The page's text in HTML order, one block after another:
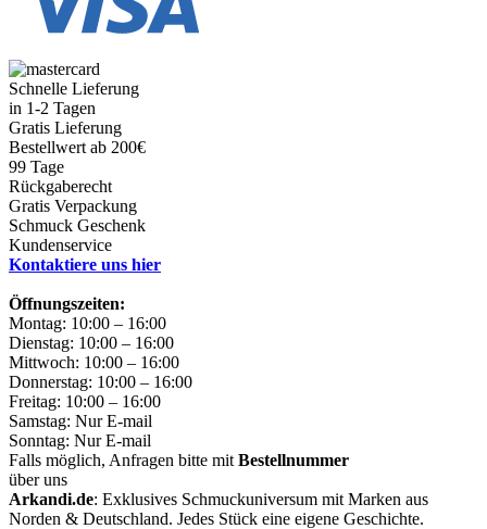
Schnelle Lieferung
in 1-2 Tagen
Gratis Lieferung
Bestellwert ab 200€
99 Tage
Rückgaberecht
Gratis Verpackung
Schmuck Geschenk
Kundenservice
Kontaktiere uns hier
Öffnungszeiten:
Montag: 10:00 – 16:00
Dienstag: 10:00 – 16:00
Mittwoch: 10:00 – 16:00
Donnerstag: 10:00 – 16:00
Freitag: 10:00 – 16:00
Samstag: Nur E-mail
Sonntag: Nur E-mail
Falls möglich, Anfragen bitte mit Bestellnummer
über uns
Arkandi.de: Exklusives Schmuckuniversum mit Marken aus
Norden & Deutschland. Jedes Stück eine eigene Geschichte.